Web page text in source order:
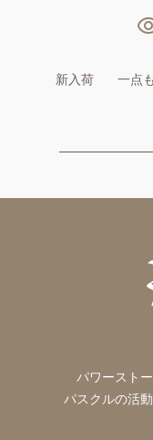
新入荷 一点
パワースト
パスクルの活